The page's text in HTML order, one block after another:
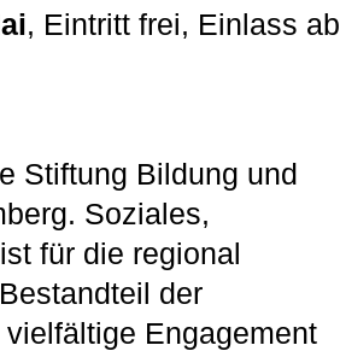
, Eintritt frei, Einlass ab
Stiftung Bildung und
Soziales,
für die regional
der
Engagement